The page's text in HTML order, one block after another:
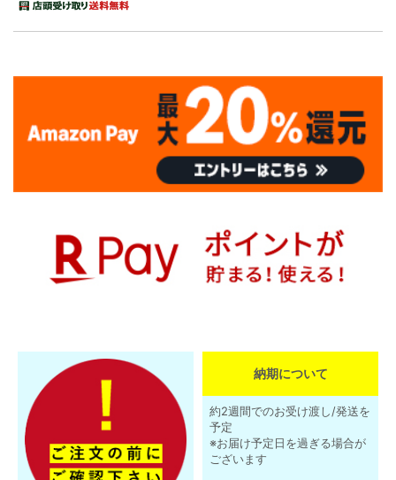
納期について
約2週間でのお受け渡し/発送を
予定
※お届け予定日を過ぎる場合が
ございます